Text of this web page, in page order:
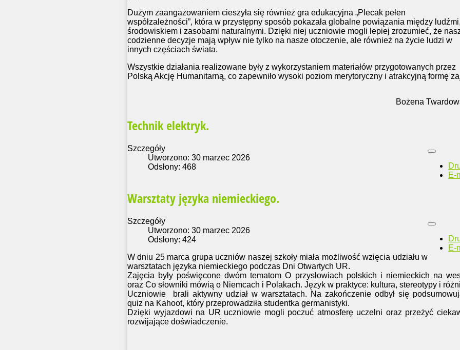
Dużym zaangażowaniem cieszyła się również gra edukacyjna „Plecak pełen
współzależności”, która w przystępny sposób pokazała globalne powiązania między ludźmi,
środowiskiem i zasobami naturalnymi. Dzięki niej uczniowie mogli lepiej zrozumieć, że
codzienne decyzje mają wpływ nie tylko na nasze otoczenie, ale również na życie ludzi w
innych częściach świata.
Wszystkie działania realizowane były z wykorzystaniem materiałów przygotowanych przez
Polską Akcję Humanitarną, co zapewniło wysoki poziom merytoryczny i atrakcyjną formę
Bożena
Technik elektryk.
E-
Szczegóły
Utworzono: 30 marzec 2026
Odsłony: 468
Warsztaty języka niemieckiego.
E-
Szczegóły
Utworzono: 30 marzec 2026
Odsłony: 424
W dniu 25 marca grupa uczniów naszej szkoły miała możliwość wzięcia udziału w
warsztatach języka niemieckiego podczas Dni Otwartych UR.
Zajęcia były poświęcone dwóm tematom O przysłowiach polskich i niemieckich na
oraz Co słowniki mówią o Niemcach i Polakach. Język w praktyce: kultura, stereotypy i
Uczniowie brali aktywny udział w warsztatach. Na zakończenie odbył się
quiz na Kahoot, który przeprowadziła studentka germanistyki.
Dzięki wyjazdowi na UR uczniowie mogli poczuć atmosferę uczelni oraz przeżyć
rozwijające doświadczenie.